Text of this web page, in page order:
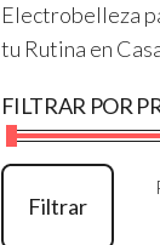
Electrobelleza
tu Rutina en
FILTRAR POR
Filtrar